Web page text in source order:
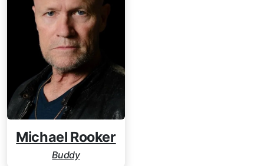
Michael Rooker
Buddy